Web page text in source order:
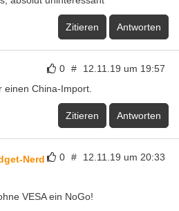
Zitieren Antworten
0 # 12.11.19 um 19:57
einen China-Import.
Zitieren Antworten
0 # 12.11.19 um 20:33
Nerd
VESA ein NoGo!